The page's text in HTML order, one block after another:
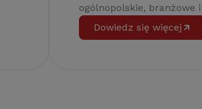
ogólnopolskie, branżowe
Dowiedz się więcej